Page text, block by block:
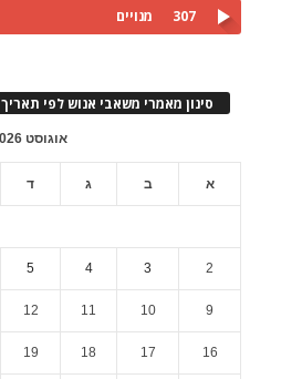
307 מנויים
סינון מאמרי משאבי אנוש לפי תאריך
אוגוסט 2026
א ב ג ד
2
3
4
5
9
10
11
12
16
17
18
19